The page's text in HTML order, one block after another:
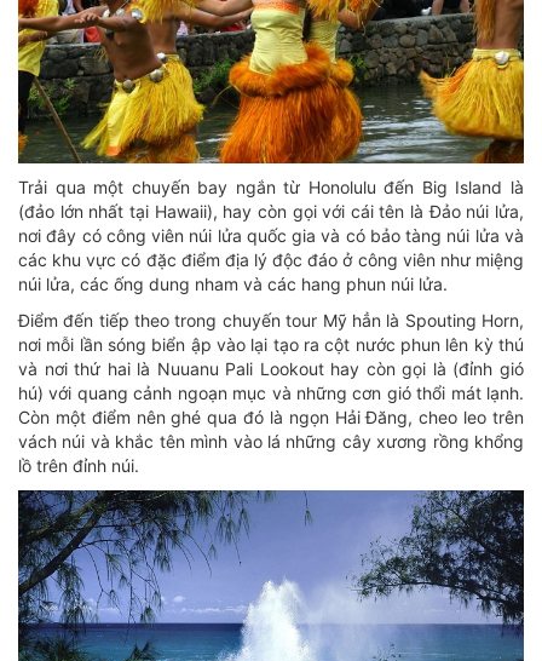
Trải qua một chuyến bay ngắn từ Honolulu đến Big Island là
(đảo lớn nhất tại Hawaii), hay còn gọi với cái tên là Đảo núi lửa,
nơi đây có công viên núi lửa quốc gia và có bảo tàng núi lửa và
các khu vực có đặc điểm địa lý độc đáo ở công viên như miệng
núi lửa, các ống dung nham và các hang phun núi lửa.
Điểm đến tiếp theo trong chuyến tour Mỹ hẳn là Spouting Horn,
nơi mỗi lần sóng biển ập vào lại tạo ra cột nước phun lên kỳ thú
và nơi thứ hai là Nuuanu Pali Lookout hay còn gọi là (đỉnh gió
hú) với quang cảnh ngoạn mục và những cơn gió thổi mát lạnh.
Còn một điểm nên ghé qua đó là ngọn Hải Đăng, cheo leo trên
vách núi và khắc tên mình vào lá những cây xương rồng khổng
lồ trên đỉnh núi.